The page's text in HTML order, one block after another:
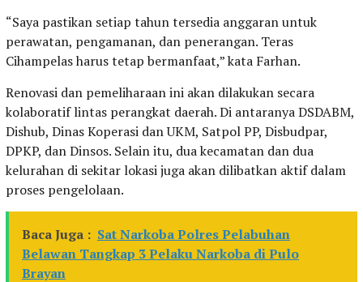
“Saya pastikan setiap tahun tersedia anggaran untuk
perawatan, pengamanan, dan penerangan. Teras
Cihampelas harus tetap bermanfaat,” kata Farhan.
Renovasi dan pemeliharaan ini akan dilakukan secara
kolaboratif lintas perangkat daerah. Di antaranya DSDABM,
Dishub, Dinas Koperasi dan UKM, Satpol PP, Disbudpar,
DPKP, dan Dinsos. Selain itu, dua kecamatan dan dua
kelurahan di sekitar lokasi juga akan dilibatkan aktif dalam
proses pengelolaan.
Baca Juga : Sat Narkoba Polres Pelabuhan
Belawan Tangkap 3 Pelaku Narkoba di Pulo
Brayan